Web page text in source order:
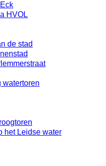
HVOL
de stad
watertoren
het Leidse water